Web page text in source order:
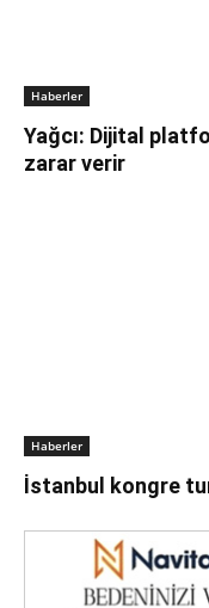
Haberler
Yağcı: Dijital
zarar verir
Haberler
İstanbul kongre